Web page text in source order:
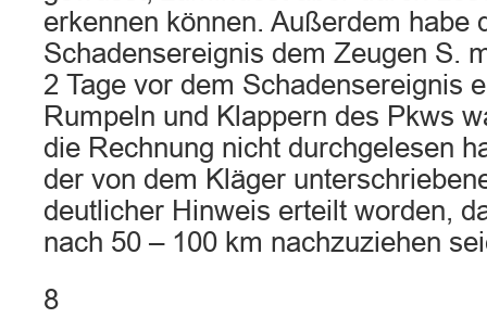
erkennen können. Außerdem habe
Schadensereignis dem Zeugen S.
2 Tage vor dem Schadensereignis
Rumpeln und Klappern des Pkws
die Rechnung nicht durchgelesen
der von dem Kläger
deutlicher Hinweis erteilt worden,
nach 50 – 100 km nachzuziehen
8